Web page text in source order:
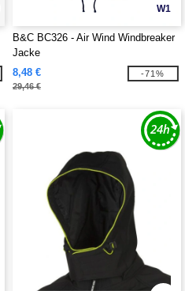
W1
B&C BC326 - Air Wind Windbreaker
Jacke
8,48 €
29,46 €
-71%